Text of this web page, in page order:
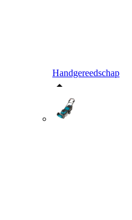
Handgereedschap